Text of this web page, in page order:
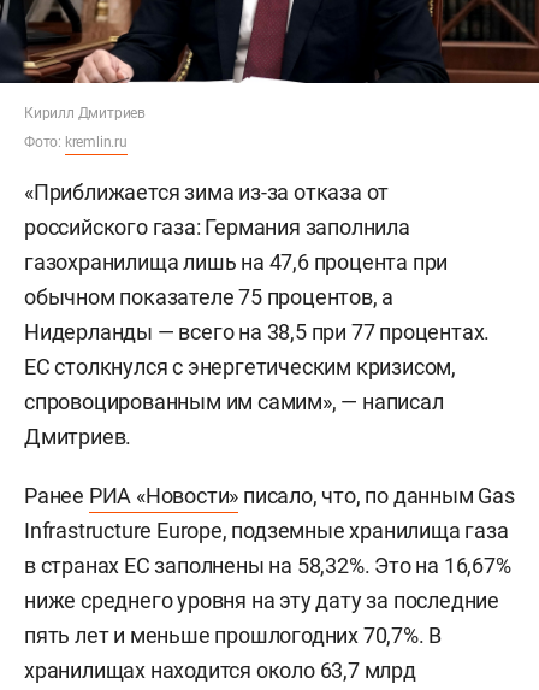
Кирилл Дмитриев
Фото: kremlin.ru
«Приближается зима из-за отказа от
российского газа: Германия заполнила
газохранилища лишь на 47,6 процента при
обычном показателе 75 процентов, а
Нидерланды — всего на 38,5 при 77 процентах.
ЕС столкнулся с энергетическим кризисом,
спровоцированным им самим», — написал
Дмитриев.
Ранее РИА «Новости» писало, что, по данным Gas
Infrastructure Europe, подземные хранилища газа
в странах ЕС заполнены на 58,32%. Это на 16,67%
ниже среднего уровня на эту дату за последние
пять лет и меньше прошлогодних 70,7%. В
хранилищах находится около 63,7 млрд